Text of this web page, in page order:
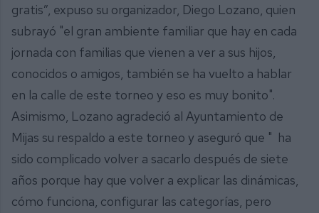
gratis”, expuso su organizador, Diego Lozano, quien
subrayó "el gran ambiente familiar que hay en cada
jornada con familias que vienen a ver a sus hijos,
conocidos o amigos, también se ha vuelto a hablar
en la calle de este torneo y eso es muy bonito".
Asimismo, Lozano agradeció al Ayuntamiento de
Mijas su respaldo a este torneo y aseguró que " ha
sido complicado volver a sacarlo después de siete
años porque hay que volver a explicar las dinámicas,
cómo funciona, configurar las categorías, pero